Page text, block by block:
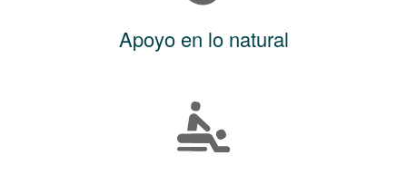
Apoyo en lo natural